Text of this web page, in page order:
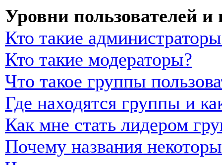
Уровни пользователей
Кто такие
Кто такие модераторы?
Что такое группы
Где находятся группы и
Как мне стать лидером
Почему названия